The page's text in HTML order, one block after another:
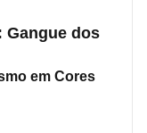
Gangue dos
em Cores